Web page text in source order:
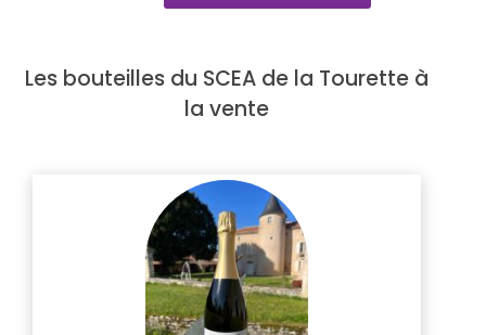
Les bouteilles du SCEA de la Tourette à
la vente